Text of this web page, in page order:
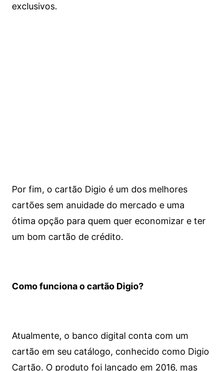
exclusivos.
Por fim, o cartão Digio é um dos melhores
cartões sem anuidade do mercado e uma
ótima opção para quem quer economizar e ter
um bom cartão de crédito.
Como funciona o cartão Digio?
Atualmente, o banco digital conta com um
cartão em seu catálogo, conhecido como Digio
Cartão. O produto foi lançado em 2016, mas